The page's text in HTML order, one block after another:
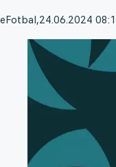
eFotbal,24.06.2024